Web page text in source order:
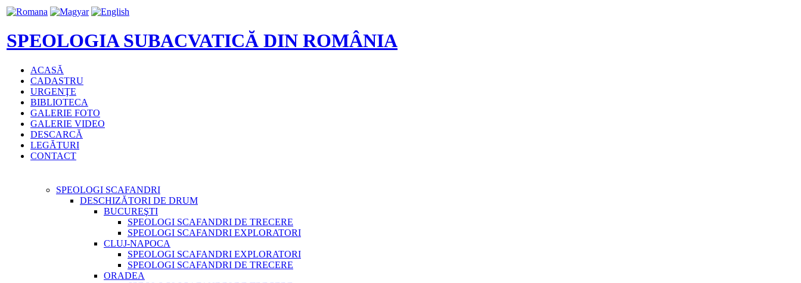
SPEOLOGIA SUBACVATICĂ DIN ROMÂNIA
ACASĂ
CADASTRU
URGENŢE
BIBLIOTECA
GALERIE FOTO
GALERIE VIDEO
DESCARCĂ
LEGĂTURI
CONTACT
SPEOLOGI SCAFANDRI
DESCHIZĂTORI DE DRUM
BUCUREŞTI
SPEOLOGI SCAFANDRI DE TRECERE
SPEOLOGI SCAFANDRI EXPLORATORI
CLUJ-NAPOCA
SPEOLOGI SCAFANDRI EXPLORATORI
SPEOLOGI SCAFANDRI DE TRECERE
ORADEA